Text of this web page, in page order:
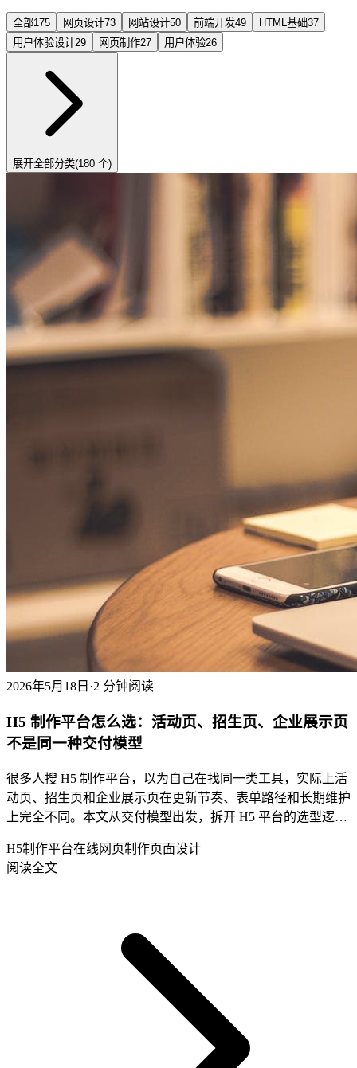
全部175 网页设计73 网站设计50 前端开发49 HTML基础37
用户体验设计29 网页制作27 用户体验26
展开全部分类(180 个)
2026年5月18日 ·2 分钟阅读
H5 制作平台怎么选：活动页、招生页、企业展示页
不是同一种交付模型
很多人搜 H5 制作平台，以为自己在找同一类工具，实际上活
动页、招生页和企业展示页在更新节奏、表单路径和长期维护
上完全不同。本文从交付模型出发，拆开 H5 平台的选型逻
H5制作平台在线网页制作页面设计
阅读全文